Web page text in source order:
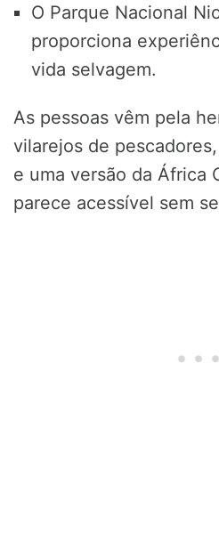
O Parque Nacional
proporciona
vida selvagem.
As pessoas vêm pela
vilarejos de
e uma versão da África
parece acessível sem